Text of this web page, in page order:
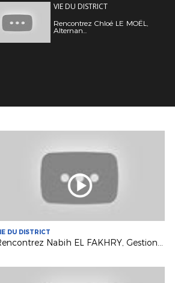
VIE DU DISTRICT
Rencontrez Chloé LE MOËL,
Alternan...
DU DISTRICT
Rencontrez Nabih EL FAKHRY, Gestionnaire Administratif